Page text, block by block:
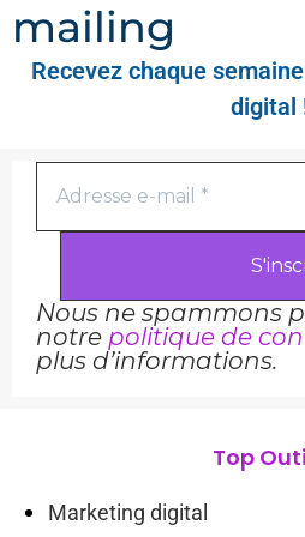
mailing
Recevez chaque
digital
Nous ne spammons
notre politique de
plus d’informations.
Top
Marketing digital